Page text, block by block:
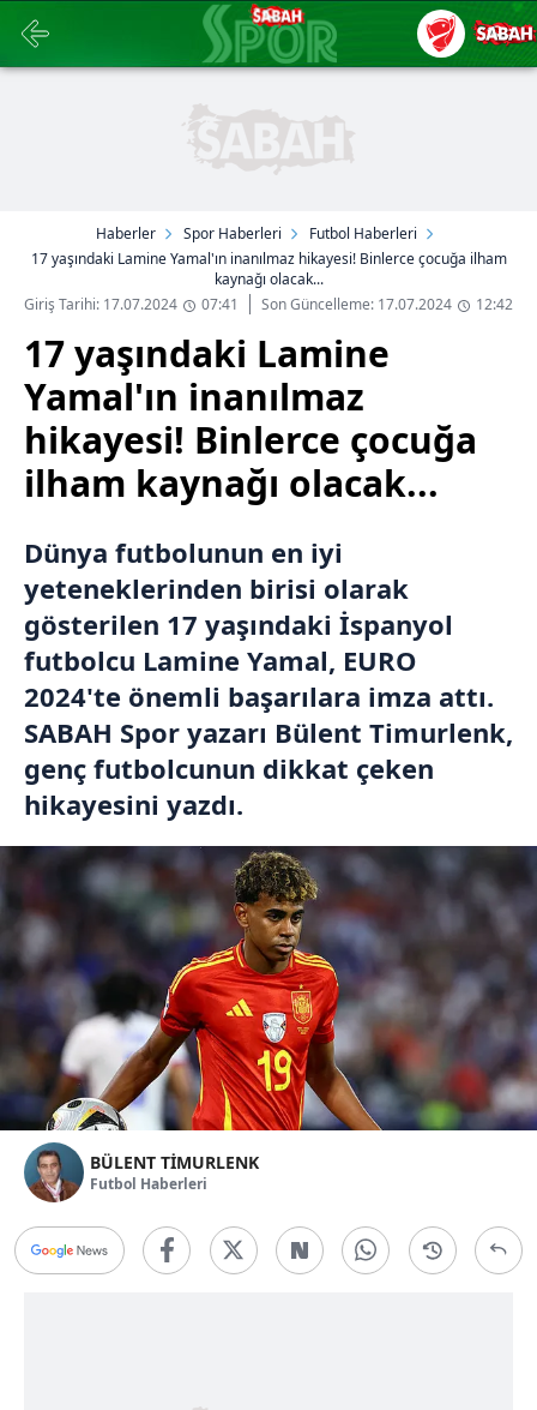
Haberler Spor Haberleri
Futbol Haberleri
17 yaşındaki Lamine Yamal'ın inanılmaz hikayesi! Binlerce çocuğa ilham
kaynağı olacak...
Giriş Tarihi: 17.07.2024
07:41 Son Güncelleme: 17.07.2024 12:42
17 yaşındaki Lamine
Yamal'ın inanılmaz
hikayesi! Binlerce çocuğa
ilham kaynağı olacak...
Dünya futbolunun en iyi
yeteneklerinden birisi olarak
gösterilen 17 yaşındaki İspanyol
futbolcu Lamine Yamal, EURO
2024'te önemli başarılara imza attı.
SABAH Spor yazarı Bülent Timurlenk,
genç futbolcunun dikkat çeken
hikayesini yazdı.
BÜLENT TİMURLENK
Futbol Haberleri